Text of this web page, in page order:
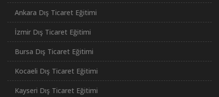
Ankara Dış Ticaret Eğitimi
İzmir Dış Ticaret Eğitimi
Bursa Dış Ticaret Eğitimi
Kocaeli Dış Ticaret Eğitimi
Kayseri Dış Ticaret Eğitimi